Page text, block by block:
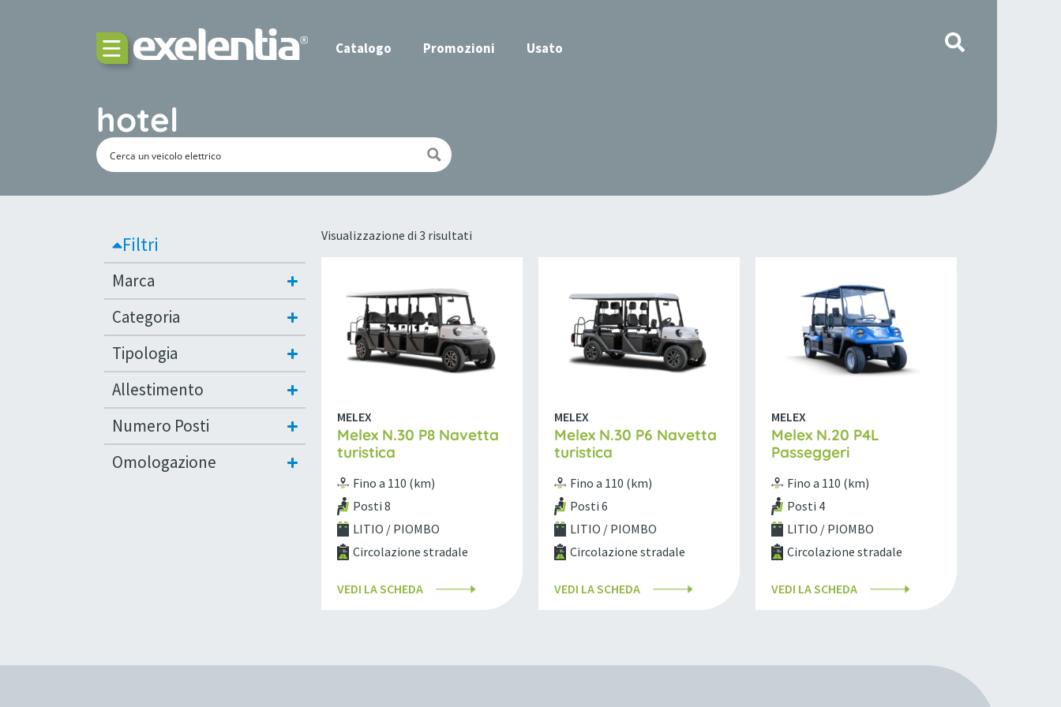
Catalogo Promozioni Usato
hotel
Filtri
Marca
Categoria
Tipologia
Allestimento
Numero Posti
Omologazione
Visualizzazione di 3 risultati
MELEX
Melex N.30 P8 Navetta
turistica
Fino a 110 (km)
Posti 8
LITIO / PIOMBO
Circolazione stradale
VEDI LA SCHEDA
MELEX
Melex N.30 P6 Navetta
turistica
Fino a 110 (km)
Posti 6
LITIO / PIOMBO
Circolazione stradale
VEDI LA SCHEDA
MELEX
Melex N.20 P4L
Passeggeri
Fino a 110 (km)
Posti 4
LITIO / PIOMBO
Circolazione stradale
VEDI LA SCHEDA